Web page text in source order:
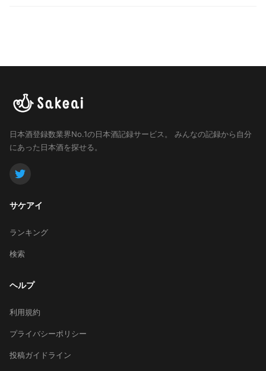
日本酒登録数業界No.1の日本酒記録サービス。
みんなの記録から自分
にあった日本酒を探せる。
サケアイ
ランキング
検索
ヘルプ
利用規約
プライバシーポリシー
投稿ガイドライン